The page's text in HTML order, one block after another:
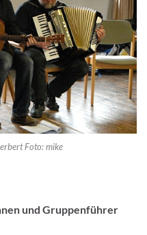
Foto: mike
und Gruppenführer